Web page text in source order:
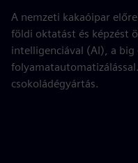
A nemzeti kakaóipar
földi oktatást és képzést
intelligenciával (AI), a big
csokoládégyártás.